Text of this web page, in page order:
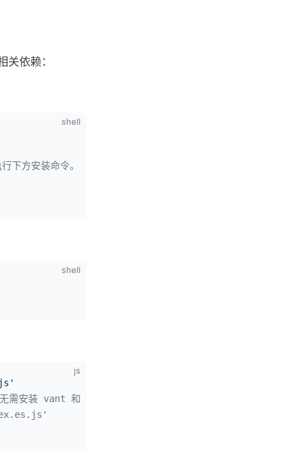
依赖：
shell
方安装命令。
shell
js
无需安装 vant 和 @form-create/vant。